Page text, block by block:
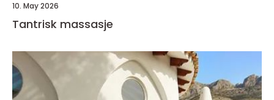
10. May 2026
Tantrisk massasje